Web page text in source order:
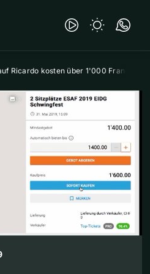
Ricardo kosten über 1'000 Franken